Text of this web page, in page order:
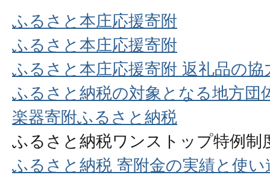
ふるさと本庄応援寄附
ふるさと本庄応援寄附
ふるさと本庄応援寄附 返礼品の
ふるさと納税の対象となる地方団
楽器寄附ふるさと納税
ふるさと納税ワンストップ特例制
ふるさと納税 寄附金の実績と使い